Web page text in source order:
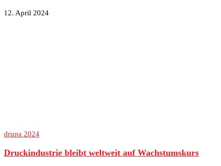
12. April 2024
drupa 2024
Druckindustrie bleibt weltweit auf Wachstumskurs